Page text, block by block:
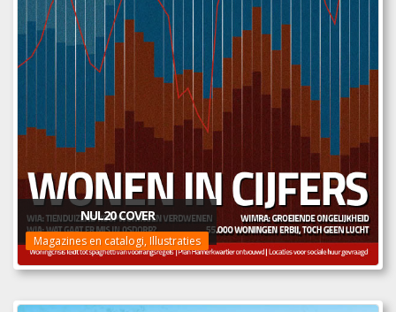
NUL20 COVER
Magazines en catalogi, Illustraties